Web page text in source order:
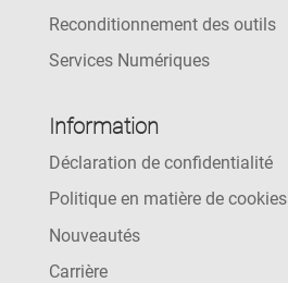
Reconditionnement des outils
Services Numériques
Information
Déclaration de confidentialité
Politique en matière de cookies
Nouveautés
Carrière